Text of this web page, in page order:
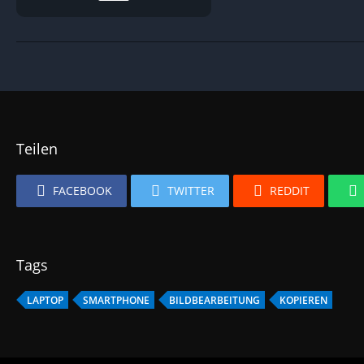
Teilen
FACEBOOK TWITTER REDDIT
Tags
LAPTOP SMARTPHONE BILDBEARBEITUNG KOPIEREN